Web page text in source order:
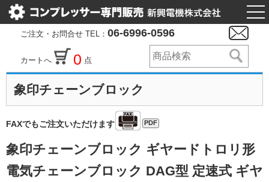
ご注文・お問合せ TEL： 06-6996-0596
カートへ 0 点
象印チェーンブロック
FAXでもご注文いただけます PDF
象印チェーンブロック ギヤードトロリ形
電気チェーンブロック DAG型 定速式 ギヤ